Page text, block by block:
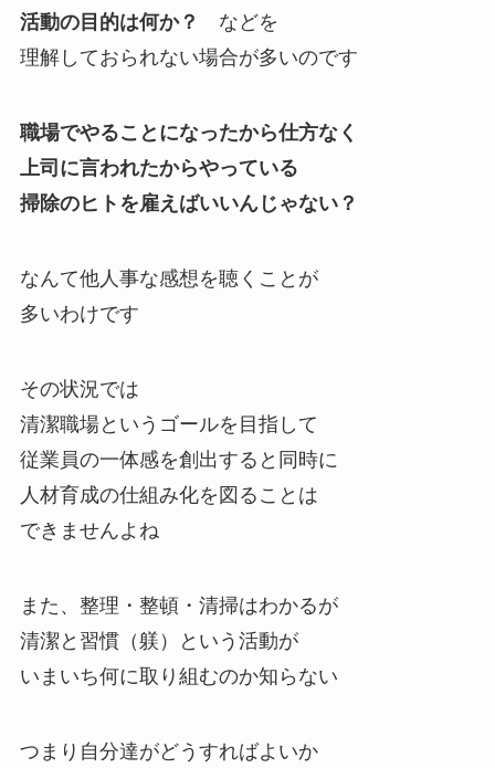
活動の目的は何か？
などを
理解しておられない場合が多いのです
職場でやることになったから仕方なく
上司に言われたからやっている
掃除のヒトを雇えばいいんじゃない？
なんて他人事な感想を聴くことが
多いわけです
その状況では
清潔職場というゴールを目指して
従業員の一体感を創出すると同時に
人材育成の仕組み化を図ることは
できませんよね
また、整理・整頓・清掃はわかるが
清潔と習慣（躾）という活動が
いまいち何に取り組むのか知らない
つまり自分達がどうすればよいか